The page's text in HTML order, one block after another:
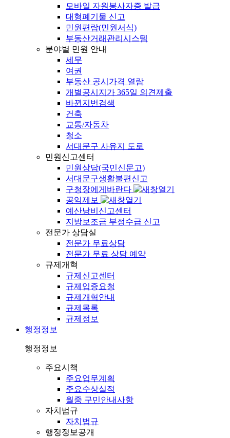
모바일 자원봉사자증 발급
대형폐기물 신고
민원편람(민원서식)
부동산거래관리시스템
분야별 민원 안내
세무
여권
부동산 공시가격 열람
개별공시지가 365일 의견제출
바뀐지번검색
건축
교통/자동차
청소
서대문구 사유지 도로
민원신고센터
민원상담(국민신문고)
서대문구생활불편신고
구청장에게바란다
공익제보
예산낭비신고센터
지방보조금 부정수급 신고
전문가 상담실
전문가 무료상담
전문가 무료 상담 예약
규제개혁
규제신고센터
규제입증요청
규제개혁안내
규제목록
규제정보
행정정보
행정정보
주요시책
주요업무계획
주요수상실적
월중 구민안내사항
자치법규
자치법규
행정정보공개